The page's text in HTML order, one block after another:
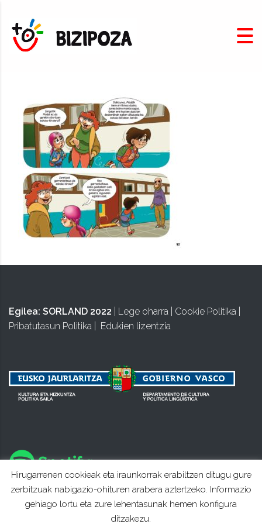
Egilea: SORLAND 2022 Lege oharra Cookie Politika
Pribatutasun Politika
Edukien lizentzia
Hirugarrenen cookieak eta iraunkorrak erabiltzen ditugu gure
zerbitzuak nabigazio-ohituren arabera aztertzeko. Informazio
gehiago lortu eta zure lehentasunak hemen konfigura
ditzakezu.